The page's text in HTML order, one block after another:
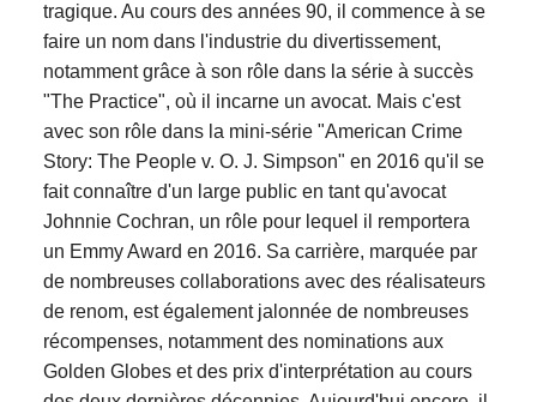
tragique. Au cours des années 90, il commence à se
faire un nom dans l'industrie du divertissement,
notamment grâce à son rôle dans la série à succès
"The Practice", où il incarne un avocat. Mais c'est
avec son rôle dans la mini-série "American Crime
Story: The People v. O. J. Simpson" en 2016 qu'il se
fait connaître d'un large public en tant qu'avocat
Johnnie Cochran, un rôle pour lequel il remportera
un Emmy Award en 2016. Sa carrière, marquée par
de nombreuses collaborations avec des réalisateurs
de renom, est également jalonnée de nombreuses
récompenses, notamment des nominations aux
Golden Globes et des prix d'interprétation au cours